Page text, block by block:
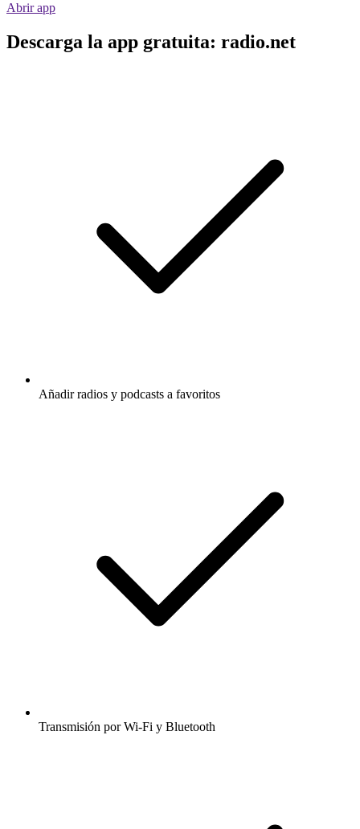
Abrir app
Descarga la app gratuita: radio.net
Añadir radios y podcasts a favoritos
Transmisión por Wi-Fi y Bluetooth